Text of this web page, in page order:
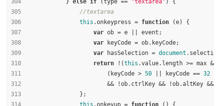
            }
else if (type == "textarea" ) {
//textarea
this .onkeypress = function (e) {
var ob = e || event;
var keyCode = ob. keyCode;
var hasSelection = document . selection
return !(this .value. length >= max &&
                        (keyCode >
50 || keyCode == 32
                        && !ob.
ctrlKey && !ob.altKey &&
                };
this .onkeyup = function ( ) {